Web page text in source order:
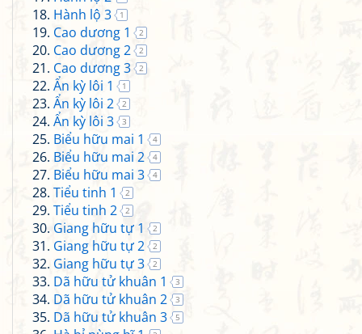
Hành lộ 3 1
Cao dương 1 2
Cao dương 2 2
Cao dương 3 2
Ẩn kỳ lôi 1 1
Ẩn kỳ lôi 2 2
Ẩn kỳ lôi 3 3
Biểu hữu mai 1 4
Biểu hữu mai 2 4
Biểu hữu mai 3 4
Tiểu tinh 1 2
Tiểu tinh 2 2
Giang hữu tự 1 2
Giang hữu tự 2 2
Giang hữu tự 3 2
Dã hữu tử khuân 1 3
Dã hữu tử khuân 2 3
Dã hữu tử khuân 3 5